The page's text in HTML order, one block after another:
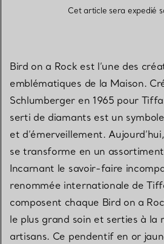
Cet article sera expedié
Bird on a Rock est l’une des
emblématiques de la Maison.
Schlumberger en 1965 pour
serti de diamants est un
et d’émerveillement.
se transforme en un
Incarnant le savoir-faire
renommée internationale de
composent chaque Bird on a
le plus grand soin et serties à la
artisans. Ce pendentif en or